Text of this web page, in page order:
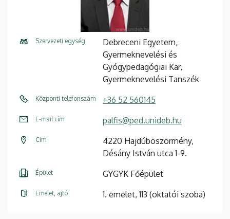
Szervezeti egység
Debreceni Egyetem,
Gyermeknevelési és
Gyógypedagógiai Kar,
Gyermeknevelési Tanszék
Központi telefonszám +36 52 560145
E-mail cím palfis@ped.unideb.hu
Cím
4220 Hajdúböszörmény,
Désány István utca 1-9.
Épület GYGYK Főépület
Emelet, ajtó 1. emelet, 113 (oktatói szoba)